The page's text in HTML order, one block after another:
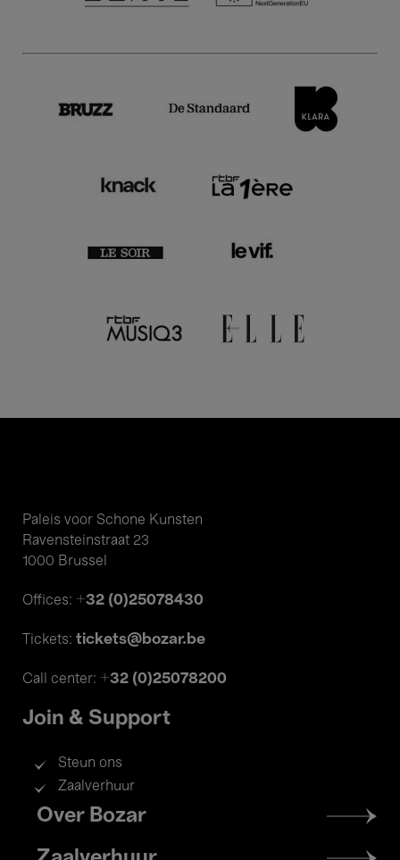
Paleis voor Schone Kunsten
Ravensteinstraat 23
1000 Brussel
Offices: +32 (0)25078430
Tickets: tickets@bozar.be
Call center: +32 (0)25078200
Join & Support
Steun ons
Zaalverhuur
Footer
menu
Over Bozar